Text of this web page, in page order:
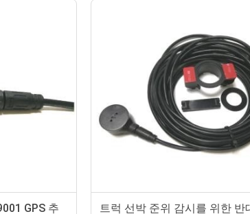
GPS 추
트럭 선박 준위 감시를 위한 반